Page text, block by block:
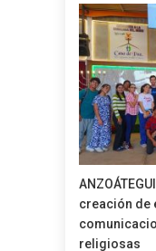
creación de
religiosas